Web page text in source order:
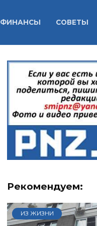
ФИНАНСЫ СОВЕТЫ
Рекомендуем:
ИЗ ЖИЗНИ